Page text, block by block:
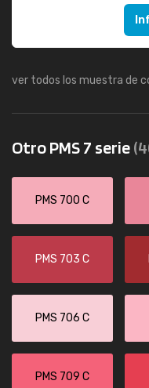
ver todos los muestra de
Otro PMS 7 serie
PMS 700 C
PMS 703 C
PMS 706 C
PMS 709 C